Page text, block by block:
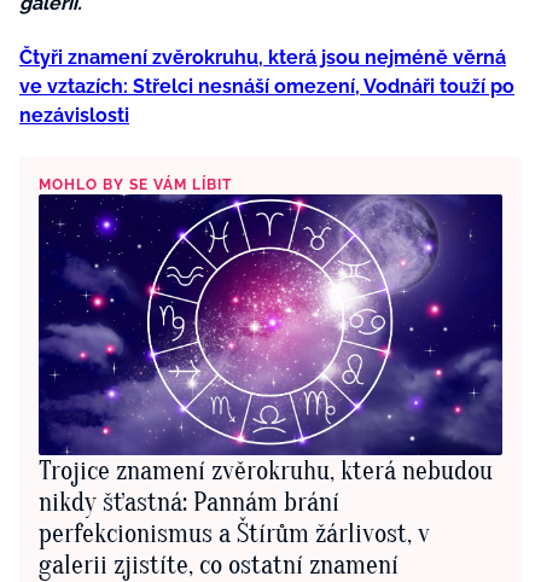
Čtyři znamení zvěrokruhu, která jsou nejméně věrná
ve vztazích: Střelci nesnáší omezení, Vodnáři touží po
nezávislosti
MOHLO BY SE VÁM LÍBIT
Trojice znamení zvěrokruhu, která nebudou
nikdy šťastná: Pannám brání
perfekcionismus a Štírům žárlivost, v
galerii zjistíte, co ostatní znamení